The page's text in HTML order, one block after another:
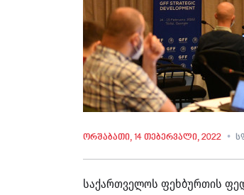
ორშაბათი, 14 თებერვალი, 2022
საქართველოს ფეხბურთის